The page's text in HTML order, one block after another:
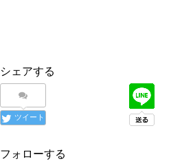
シェアする
ツイート
フォローする